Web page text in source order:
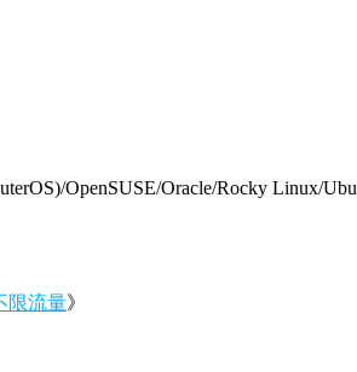
OpenSUSE/Oracle/Rocky Linux/
限流量》